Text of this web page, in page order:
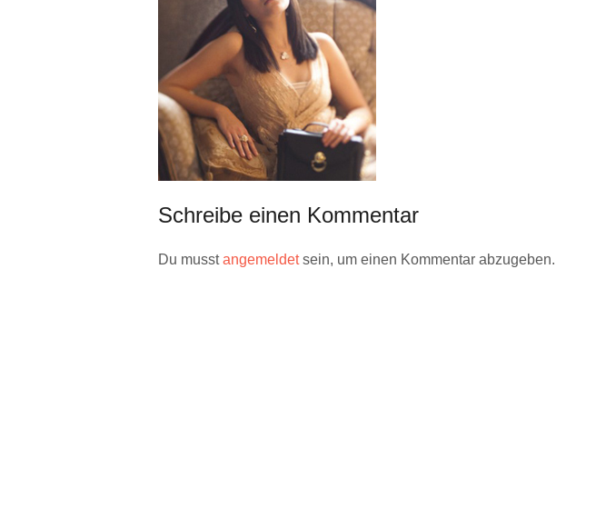
Schreibe einen Kommentar
Du musstangemeldetsein, um einen Kommentar abzugeben.